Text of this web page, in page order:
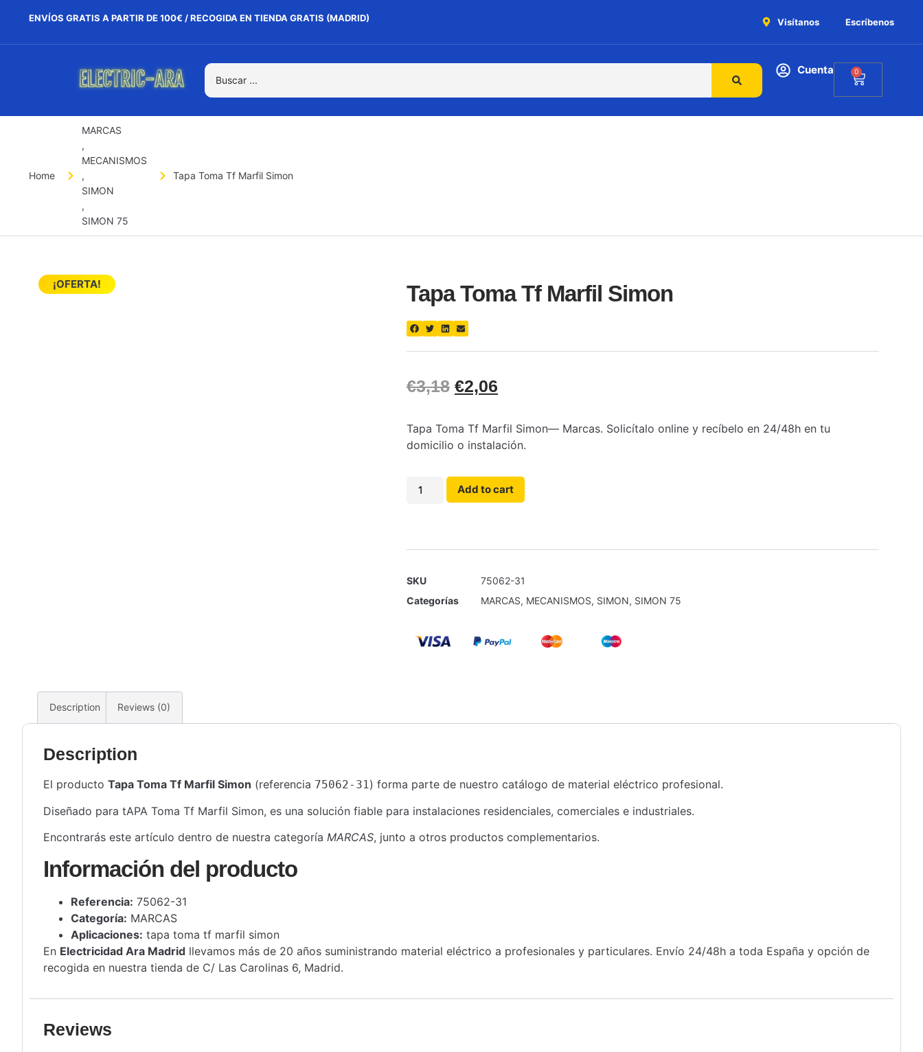
ENVÍOS GRATIS A PARTIR DE 100€ / RECOGIDA EN TIENDA GRATIS (MADRID) Visítanos Escríbenos
Cuenta 0
Home
MARCAS
,
MECANISMOS
,
SIMON
,
SIMON 75
Tapa Toma Tf Marfil Simon
¡OFERTA! Tapa Toma Tf Marfil Simon
€3,18 €2,06
Tapa Toma Tf Marfil Simon— Marcas. Solicítalo online y recíbelo en 24/48h en tu
domicilio o instalación.
Add to cart
SKU
75062-31
Categorías
MARCAS, MECANISMOS, SIMON, SIMON 75
Description Reviews (0)
Description
El producto Tapa Toma Tf Marfil Simon (referencia 75062-31 ) forma parte de nuestro catálogo de material eléctrico profesional.
Diseñado para tAPA Toma Tf Marfil Simon, es una solución fiable para instalaciones residenciales, comerciales e industriales.
Encontrarás este artículo dentro de nuestra categoría MARCAS, junto a otros productos complementarios.
Información del producto
Referencia: 75062-31
Categoría: MARCAS
Aplicaciones: tapa toma tf marfil simon
En Electricidad Ara Madrid llevamos más de 20 años suministrando material eléctrico a profesionales y particulares. Envío 24/48h a toda España y opción de
recogida en nuestra tienda de C/ Las Carolinas 6, Madrid.
Reviews